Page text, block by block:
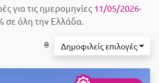
για τις ημερομηνίες 11/05/2026-
σε όλη την Ελλάδα.
Δημοφιλείς επιλογές